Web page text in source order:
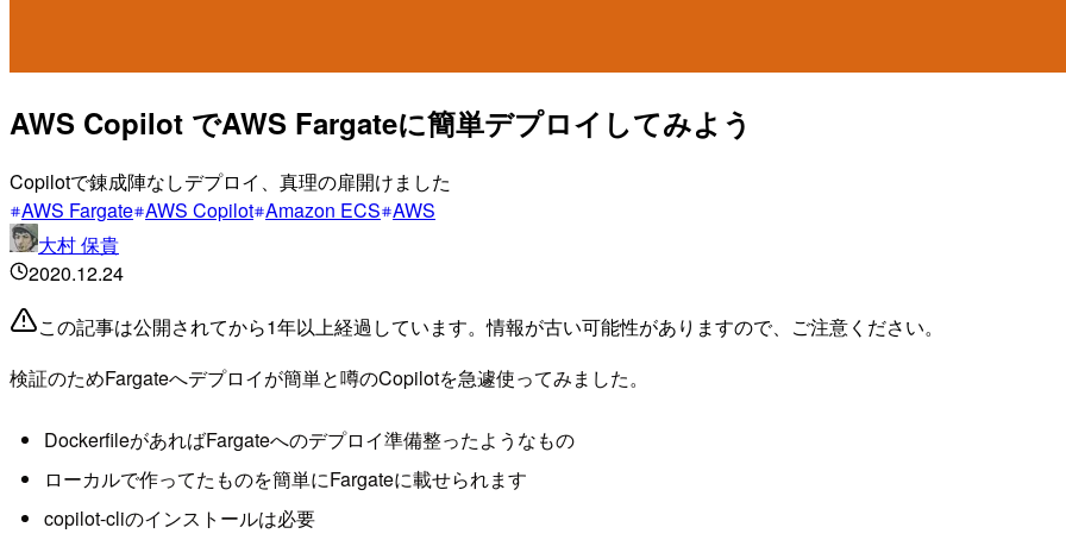
AWS Copilot でAWS Fargateに簡単デプロイしてみよう
Copilotで錬成陣なしデプロイ、真理の扉開けました
AWS Fargate AWS Copilot Amazon ECS AWS
大村 保貴
2020.12.24
この記事は公開されてから1年以上経過しています。情報が古い可能性がありますので、ご注意ください。
検証のためFargateへデプロイが簡単と噂のCopilotを急遽使ってみました。
DockerfileがあればFargateへのデプロイ準備整ったようなもの
ローカルで作ってたものを簡単にFargateに載せられます
copilot-cliのインストールは必要